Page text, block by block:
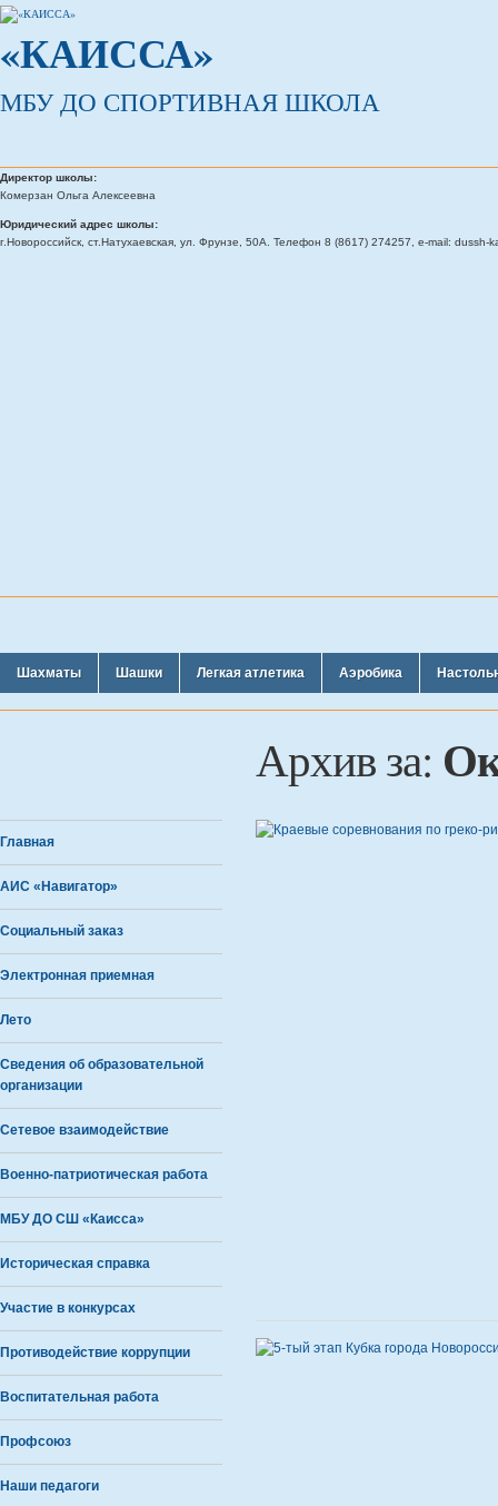
«КАИССА»
МБУ ДО СПОРТИВНАЯ ШКОЛА
Директор школы:
Комерзан Ольга Алексеевна
Юридический адрес школы:
г.Новороссийск, ст.Натухаевская, ул. Фрунзе, 50А. Телефон 8 (8617) 274257, e-mail: dussh-
Шахматы Шашки Легкая атлетика Аэробика
Архив за:
Главная
АИС «Навигатор»
Социальный заказ
Электронная приемная
Лето
Сведения об образовательной
организации
Сетевое взаимодействие
Военно-патриотическая работа
МБУ ДО СШ «Каисса»
Историческая справка
Участие в конкурсах
Противодействие коррупции
Воспитательная работа
Профсоюз
Наши педагоги